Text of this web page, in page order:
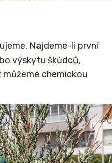
Najdeme-li první
výskytu škůdců,
můžeme chemickou